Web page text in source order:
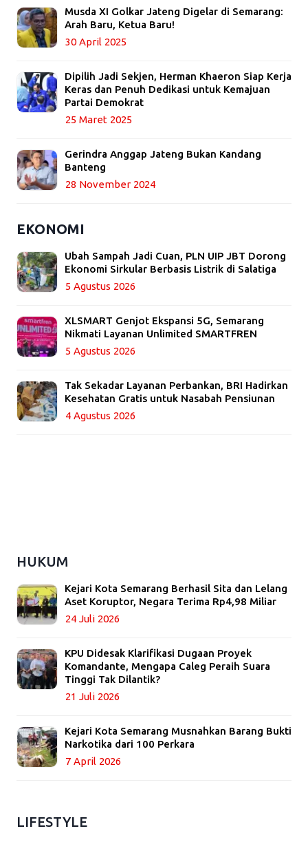
Musda XI Golkar Jateng Digelar di Semarang:
Arah Baru, Ketua Baru!
30 April 2025
Dipilih Jadi Sekjen, Herman Khaeron Siap Kerja
Keras dan Penuh Dedikasi untuk Kemajuan
Partai Demokrat
25 Maret 2025
Gerindra Anggap Jateng Bukan Kandang
Banteng
28 November 2024
EKONOMI
Ubah Sampah Jadi Cuan, PLN UIP JBT Dorong
Ekonomi Sirkular Berbasis Listrik di Salatiga
5 Agustus 2026
XLSMART Genjot Ekspansi 5G, Semarang
Nikmati Layanan Unlimited SMARTFREN
5 Agustus 2026
Tak Sekadar Layanan Perbankan, BRI Hadirkan
Kesehatan Gratis untuk Nasabah Pensiunan
4 Agustus 2026
HUKUM
Kejari Kota Semarang Berhasil Sita dan Lelang
Aset Koruptor, Negara Terima Rp4,98 Miliar
24 Juli 2026
KPU Didesak Klarifikasi Dugaan Proyek
Komandante, Mengapa Caleg Peraih Suara
Tinggi Tak Dilantik?
21 Juli 2026
Kejari Kota Semarang Musnahkan Barang Bukti
Narkotika dari 100 Perkara
7 April 2026
LIFESTYLE